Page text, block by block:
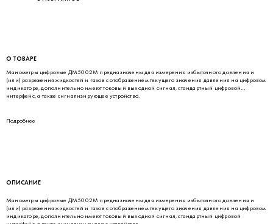
О ТОВАРЕ
Манометры цифровые ДМ5002М предназначены для измерения избыточного давления и
(или) разрежения жидкостей и газов с отображением текущего значения давления на цифровом
индикаторе, дополнительно имеют токовый выходной сигнал, стандартный цифровой
интерфейс, а также сигнализирующее устройство.
Подробнее
ОПИСАНИЕ
Манометры цифровые ДМ5002М предназначены для измерения избыточного давления и
(или) разрежения жидкостей и газов с отображением текущего значения давления на цифровом
индикаторе, дополнительно имеют токовый выходной сигнал, стандартный цифровой